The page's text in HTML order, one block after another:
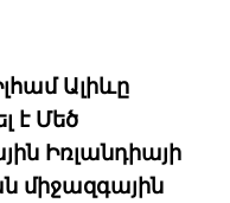
Ալիևը
է Մեծ
Իռլանդիայի
միջազգային